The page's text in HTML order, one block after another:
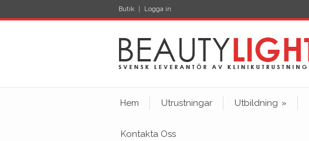
Butik Logga in
Hem Utrustningar Utbildning »
Kontakta Oss